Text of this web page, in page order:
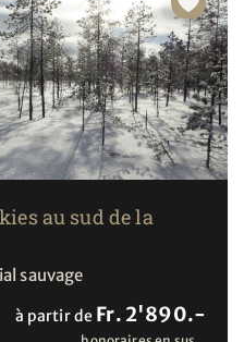
au sud de la
sauvage
à partir de Fr. 2'890.-